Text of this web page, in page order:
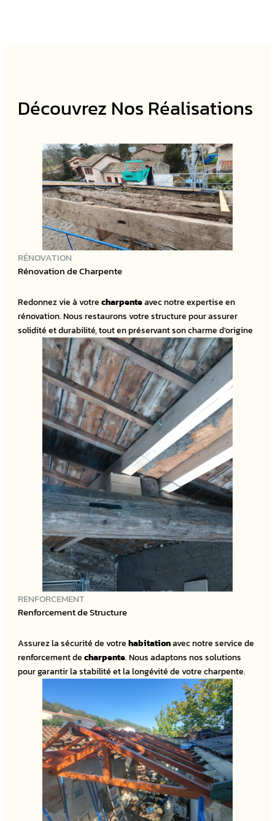
Découvrez Nos Réalisations
RÉNOVATION
Rénovation de Charpente
Redonnez vie à votrecharpenteavec notre expertise en
rénovation. Nous restaurons votre structure pour assurer
solidité et durabilité, tout en préservant son charme d’origine
RENFORCEMENT
Renforcement de Structure
Assurez la sécurité de votrehabitationavec notre service de
renforcement decharpente. Nous adaptons nos solutions
pour garantir la stabilité et la longévité de votre charpente.